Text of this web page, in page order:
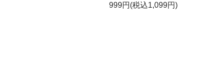
999円(税込1,099円)